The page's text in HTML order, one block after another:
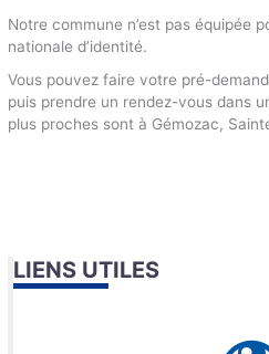
Notre commune n’est pas équipée
nationale d’identité.
Vous pouvez faire votre pré-
puis prendre un rendez-vous dans
plus proches sont à Gémozac,
LIENS UTILES